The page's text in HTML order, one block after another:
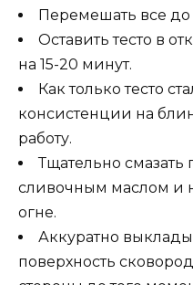
Перемешать все до
Оставить тесто в
на 15-20 минут.
Как только тесто
консистенции на
работу.
Тщательно смазать
сливочным маслом и
огне.
Аккуратно
поверхность